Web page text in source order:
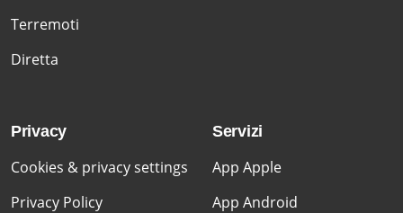
Terremoti
Diretta
Privacy
Cookies & privacy settings
Privacy Policy
Servizi
App Apple
App Android